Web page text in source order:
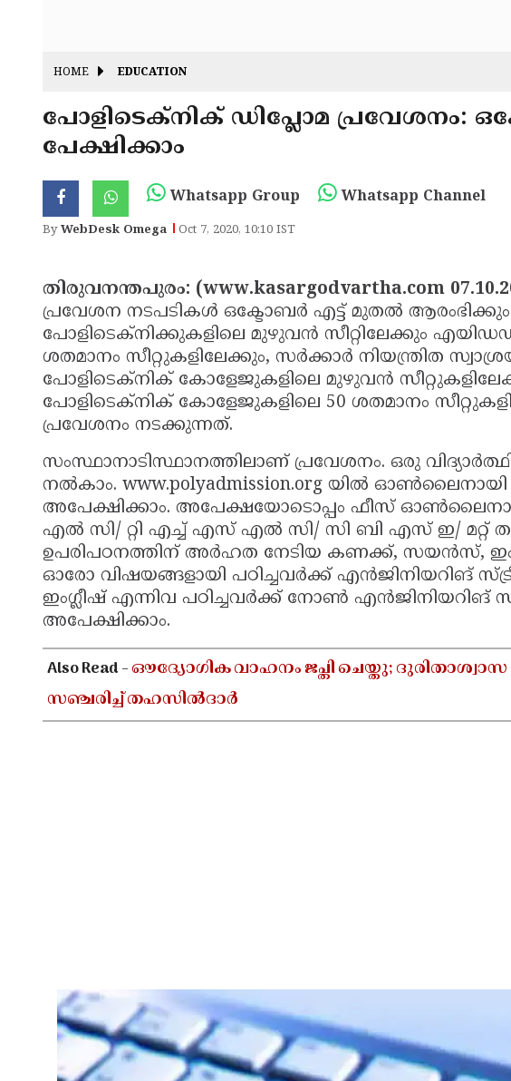
HOME EDUCATION
പോളിടെക്നിക് ഡിപ്ലോമ പ്രവേശനം:
പേക്ഷിക്കാം
Whatsapp Group Whatsapp Channel
ByWebDesk Omega Oct 7, 2020, 10:10 IST
തിരുവനന്തപുരം: (www.kasargodvartha.com
പ്രവേശന നടപടികള്‍ ഒക്ടോബര്‍ എട്ട് മുതല്‍
പോളിടെക്നിക്കുകളിലെ മുഴുവന്‍ സീറ്റിലേക്കും
ശതമാനം സീറ്റുകളിലേക്കും, സര്‍ക്കാര്‍ നിയന്ത്രിത
പോളിടെക്നിക് കോളേജുകളിലെ മുഴുവന്‍
പോളിടെക്നിക് കോളേജുകളിലെ 50 ശതമാനം
പ്രവേശനം നടക്കുന്നത്.
സംസ്ഥാനാടിസ്ഥാനത്തിലാണ് പ്രവേശനം. ഒരു
നല്‍കാം. www.polyadmission.org യില്‍
അപേക്ഷിക്കാം. അപേക്ഷയോടൊപ്പം ഫീസ്
എല്‍ സി/ റ്റി എച്ച് എസ് എല്‍ സി/ സി ബി എസ് ഇ/ മറ്റ്
ഉപരിപഠനത്തിന് അര്‍ഹത നേടിയ കണക്ക്, സയന്‍സ്,
ഓരോ വിഷയങ്ങളായി പഠിച്ചവര്‍ക്ക് എന്‍ജിനിയറിങ്
ഇംഗ്ലീഷ് എന്നിവ പഠിച്ചവര്‍ക്ക് നോണ്‍ എന്‍ജിനിയറിങ്
അപേക്ഷിക്കാം.
Also Read -ഔദ്യോഗിക വാഹനം ജപ്തി ചെയ്തു; ദുരിതാശ്വാസ
സഞ്ചരിച്ച് തഹസിൽദാർ